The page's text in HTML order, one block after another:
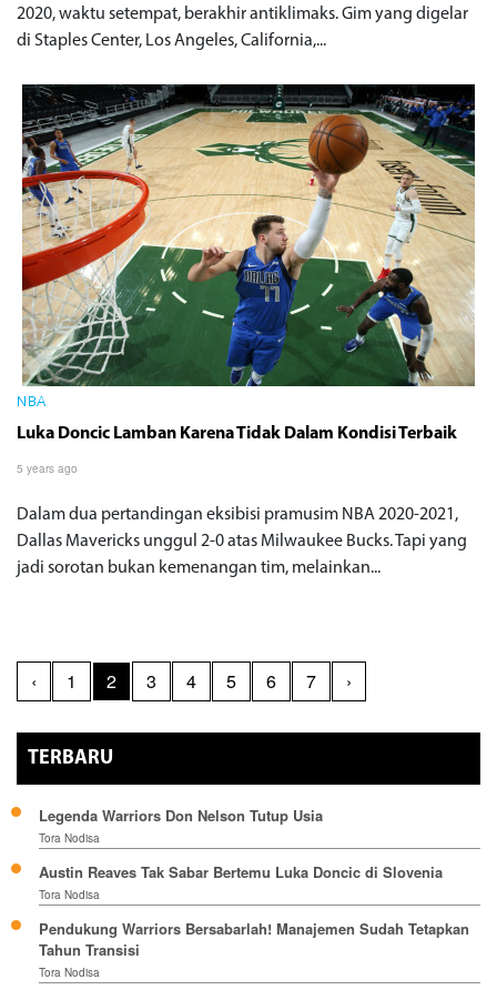
2020, waktu setempat, berakhir antiklimaks. Gim yang digelar
di Staples Center, Los Angeles, California,...
NBA
Luka Doncic Lamban Karena Tidak Dalam Kondisi Terbaik
5 years ago
Dalam dua pertandingan eksibisi pramusim NBA 2020-2021,
Dallas Mavericks unggul 2-0 atas Milwaukee Bucks. Tapi yang
jadi sorotan bukan kemenangan tim, melainkan...
‹ 1 2 3 4 5 6 7 ›
TERBARU
Legenda Warriors Don Nelson Tutup Usia
Tora Nodisa
Austin Reaves Tak Sabar Bertemu Luka Doncic di Slovenia
Tora Nodisa
Pendukung Warriors Bersabarlah! Manajemen Sudah Tetapkan
Tahun Transisi
Tora Nodisa